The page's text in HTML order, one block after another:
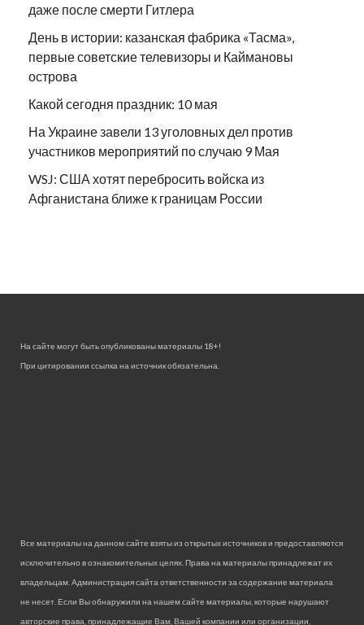
даже после смерти Гитлера
День в истории: казанская фабрика «Тасма»,
первые советские телевизоры и Каймановы
острова
Какой сегодня праздник: 10 мая
На Украине завели 13 уголовных дел против
участников мероприятий по случаю 9 Мая
WSJ: США хотят перебросить войска из
Афганистана ближе к границам России
На сайте могут быть опубликованы материалы 18+!
При цитировании ссылка на источник обязательна.
Все материалы на данном сайте взяты из открытых источников и предоставляются
исключительно в ознакомительных целях. Права на материалы принадлежат их
владельцам. Администрация сайта ответственности за содержание материала
не несет. Если Вы обнаружили на нашем сайте материалы, которые нарушают
авторские права, принадлежащие Вам, Вашей компании или организации,